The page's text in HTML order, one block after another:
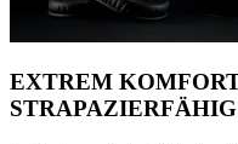
EXTREM
STRAPAZIERFÄHIG